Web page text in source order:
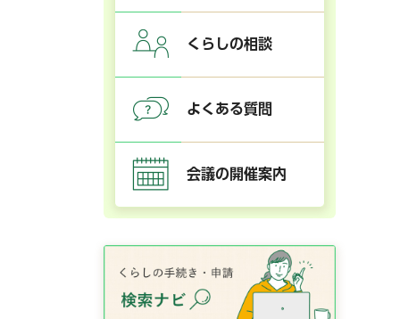
くらしの相談
よくある質問
会議の開催案内